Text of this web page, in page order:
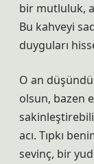
bir mutluluk,
Bu kahveyi
duyguları
O an
olsun, bazen
acı. Tıpkı
sevinç, bir